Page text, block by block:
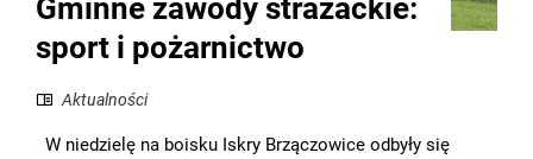
Gminne zawody strażackie:
sport i pożarnictwo
Aktualności
W niedzielę na boisku Iskry Brzączowice odbyły się